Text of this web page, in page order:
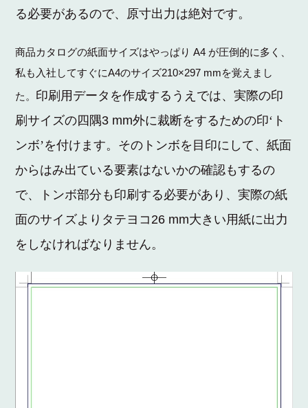
る必要があるので、原寸出力は絶対です。
商品カタログの紙面サイズはやっぱりA4 が圧倒的に多く、
私も入社してすぐにA4のサイズ210×297 mmを覚えまし
た。 印刷用データを作成するうえでは、実際の印
刷サイズの四隅3 mm外に裁断をするための印‘ト
ンボ’を付けます。 そのトンボを目印にして、紙面
からはみ出ている要素はないかの確認もするの
で、トンボ部分も印刷する必要があり、実際の紙
面のサイズよりタテヨコ 26 mm大きい用紙に出力
をしなければなりません。